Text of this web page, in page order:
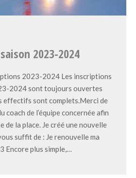
2023-2024
2023-2024 Les inscriptions
2024 sont toujours ouvertes
effectifs sont complets.Merci de
coach de l’équipe concernée afin
de la place. Je créé une nouvelle
suffit de : Je renouvelle ma
Encore plus simple,…